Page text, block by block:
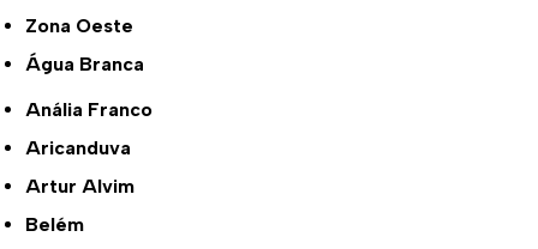
Zona Oeste
Água Branca
Anália Franco
Aricanduva
Artur Alvim
Belém